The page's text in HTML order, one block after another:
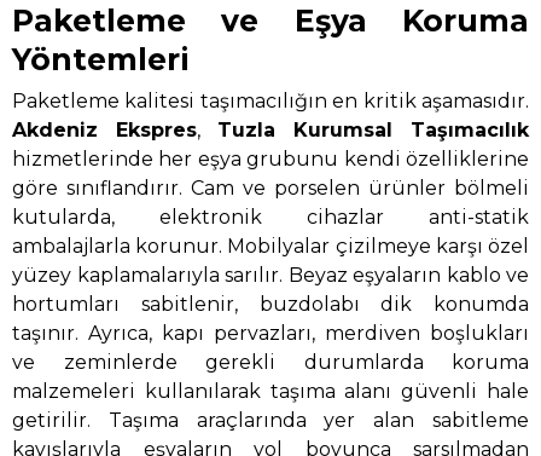
Paketleme ve Eşya Koruma
Yöntemleri
Paketleme kalitesi taşımacılığın en kritik aşamasıdır.
Akdeniz Ekspres, Tuzla Kurumsal Taşımacılık
hizmetlerinde her eşya grubunu kendi özelliklerine
göre sınıflandırır. Cam ve porselen ürünler bölmeli
kutularda, elektronik cihazlar anti-statik
ambalajlarla korunur. Mobilyalar çizilmeye karşı özel
yüzey kaplamalarıyla sarılır. Beyaz eşyaların kablo ve
hortumları sabitlenir, buzdolabı dik konumda
taşınır. Ayrıca, kapı pervazları, merdiven boşlukları
ve zeminlerde gerekli durumlarda koruma
malzemeleri kullanılarak taşıma alanı güvenli hale
getirilir. Taşıma araçlarında yer alan sabitleme
kayışlarıyla eşyaların yol boyunca sarsılmadan